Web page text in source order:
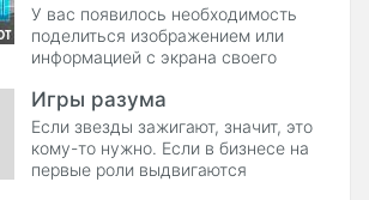
У вас появилось необходимость
поделиться изображением или
информацией с экрана своего
эта статья для вас.
Игры разума
Если звезды зажигают, значит, это
кому-то нужно. Если в бизнесе на
первые роли выдвигаются